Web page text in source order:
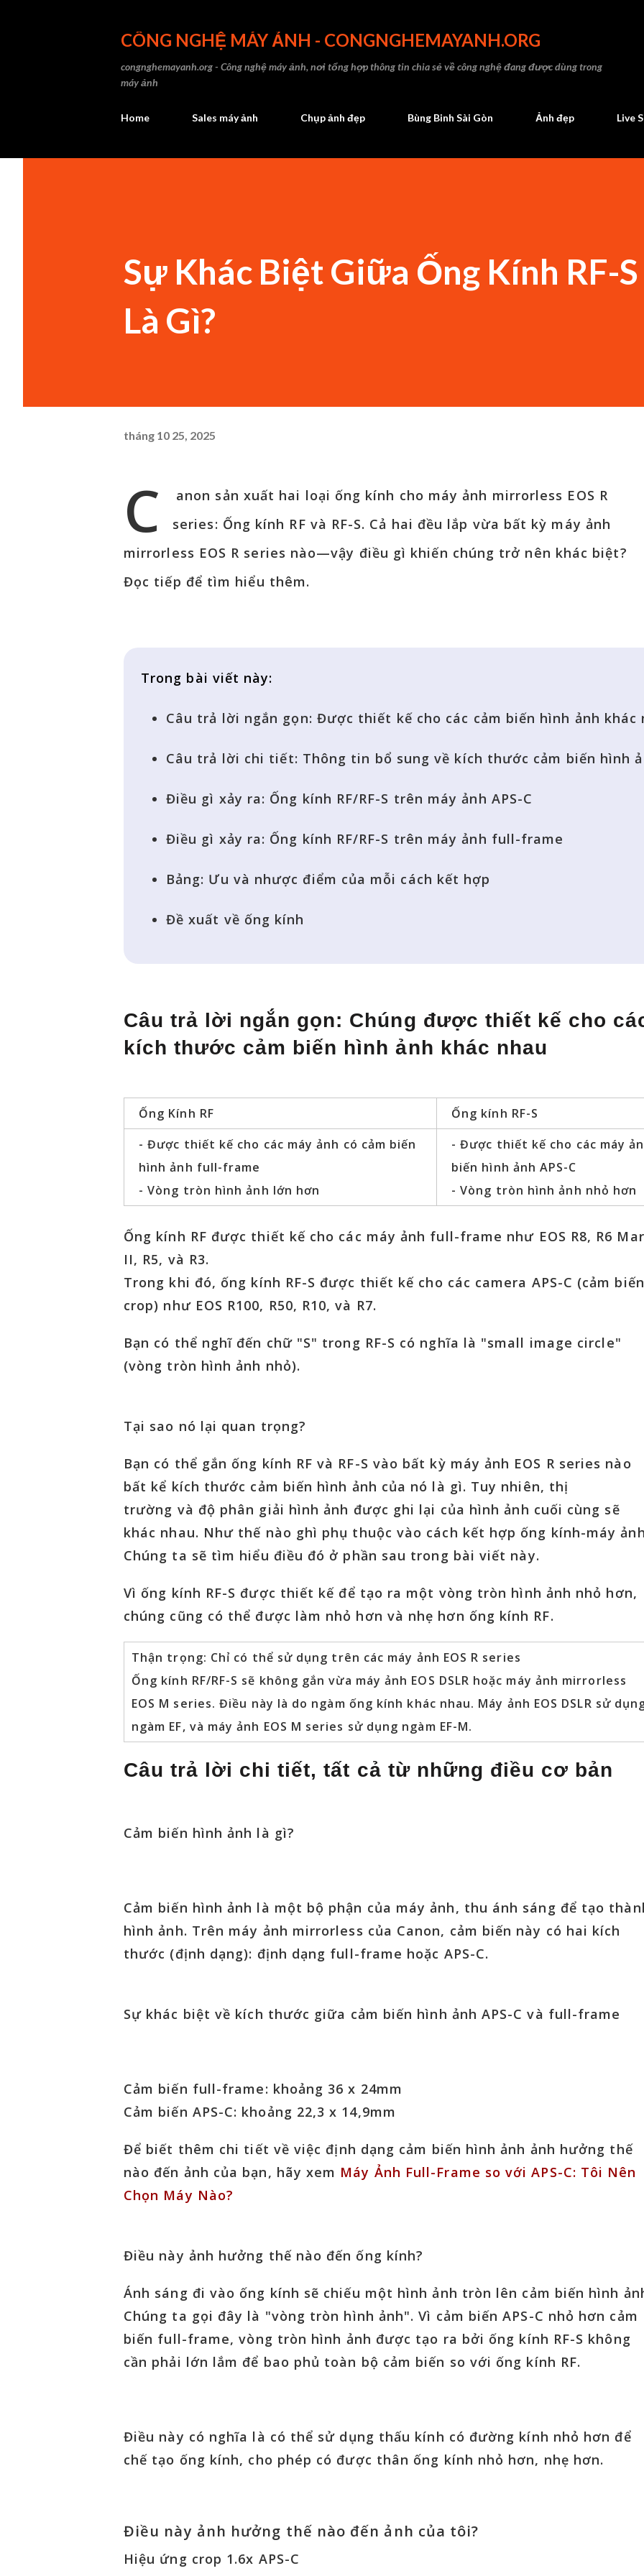
CÔNG NGHỆ MÁY ẢNH - CONGNGHEMAYANH.ORG
congnghemayanh.org - Công nghệ máy ảnh, nơi tổng hợp thông tin chia sẻ về công nghệ đang được dùng trong
máy ảnh
Home Sales máy ảnh Chụp ảnh đẹp Bùng Binh Sài Gòn Ảnh đẹp Live
Sự Khác Biệt Giữa Ống Kính RF-S
Là Gì?
tháng 10 25, 2025
C
anon sản xuất hai loại ống kính cho máy ảnh mirrorless EOS R
series: Ống kính RF và RF-S. Cả hai đều lắp vừa bất kỳ máy ảnh
mirrorless EOS R series nào—vậy điều gì khiến chúng trở nên khác biệt?
Đọc tiếp để tìm hiểu thêm.
Trong bài viết này:
Câu trả lời ngắn gọn: Được thiết kế cho các cảm biến hình ảnh khác
Câu trả lời chi tiết: Thông tin bổ sung về kích thước cảm biến hình
Điều gì xảy ra: Ống kính RF/RF-S trên máy ảnh APS-C
Điều gì xảy ra: Ống kính RF/RF-S trên máy ảnh full-frame
Bảng: Ưu và nhược điểm của mỗi cách kết hợp
Đề xuất về ống kính
Câu trả lời ngắn gọn: Chúng được thiết kế cho
kích thước cảm biến hình ảnh khác nhau
Ống Kính RF
Ống kính RF-S
- Được thiết kế cho các máy ảnh có cảm biến
hình ảnh full-frame
- Vòng tròn hình ảnh lớn hơn
- Được thiết kế cho các máy
biến hình ảnh APS-C
- Vòng tròn hình ảnh nhỏ hơn
Ống kính RF được thiết kế cho các máy ảnh full-frame như EOS R8, R6
II, R5, và R3.
Trong khi đó, ống kính RF-S được thiết kế cho các camera APS-C (cảm biến
crop) như EOS R100, R50, R10, và R7.
Bạn có thể nghĩ đến chữ "S" trong RF-S có nghĩa là "small image circle"
(vòng tròn hình ảnh nhỏ).
Tại sao nó lại quan trọng?
Bạn có thể gắn ống kính RF và RF-S vào bất kỳ máy ảnh EOS R series nào
bất kể kích thước cảm biến hình ảnh của nó là gì. Tuy nhiên, thị
trường và độ phân giải hình ảnh được ghi lại của hình ảnh cuối cùng sẽ
khác nhau. Như thế nào ghì phụ thuộc vào cách kết hợp ống kính-máy
Chúng ta sẽ tìm hiểu điều đó ở phần sau trong bài viết này.
Vì ống kính RF-S được thiết kế để tạo ra một vòng tròn hình ảnh nhỏ hơn,
chúng cũng có thể được làm nhỏ hơn và nhẹ hơn ống kính RF.
Thận trọng: Chỉ có thể sử dụng trên các máy ảnh EOS R series
Ống kính RF/RF-S sẽ không gắn vừa máy ảnh EOS DSLR hoặc máy ảnh mirrorless
EOS M series. Điều này là do ngàm ống kính khác nhau. Máy ảnh EOS DSLR sử
ngàm EF, và máy ảnh EOS M series sử dụng ngàm EF-M.
Câu trả lời chi tiết, tất cả từ những điều cơ bản
Cảm biến hình ảnh là gì?
Cảm biến hình ảnh là một bộ phận của máy ảnh, thu ánh sáng để tạo
hình ảnh. Trên máy ảnh mirrorless của Canon, cảm biến này có hai kích
thước (định dạng): định dạng full-frame hoặc APS-C.
Sự khác biệt về kích thước giữa cảm biến hình ảnh APS-C và full-frame
Cảm biến full-frame: khoảng 36 x 24mm
Cảm biến APS-C: khoảng 22,3 x 14,9mm
Để biết thêm chi tiết về việc định dạng cảm biến hình ảnh ảnh hưởng thế
nào đến ảnh của bạn, hãy xem Máy Ảnh Full-Frame so với APS-C: Tôi Nên
Chọn Máy Nào?
Điều này ảnh hưởng thế nào đến ống kính?
Ánh sáng đi vào ống kính sẽ chiếu một hình ảnh tròn lên cảm biến hình
Chúng ta gọi đây là "vòng tròn hình ảnh". Vì cảm biến APS-C nhỏ hơn cảm
biến full-frame, vòng tròn hình ảnh được tạo ra bởi ống kính RF-S không
cần phải lớn lắm để bao phủ toàn bộ cảm biến so với ống kính RF.
Điều này có nghĩa là có thể sử dụng thấu kính có đường kính nhỏ hơn để
chế tạo ống kính, cho phép có được thân ống kính nhỏ hơn, nhẹ hơn.
Điều này ảnh hưởng thế nào đến ảnh của tôi?
Hiệu ứng crop 1.6x APS-C